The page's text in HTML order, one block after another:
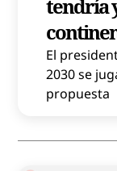
tendría
El
2030 se
propuesta